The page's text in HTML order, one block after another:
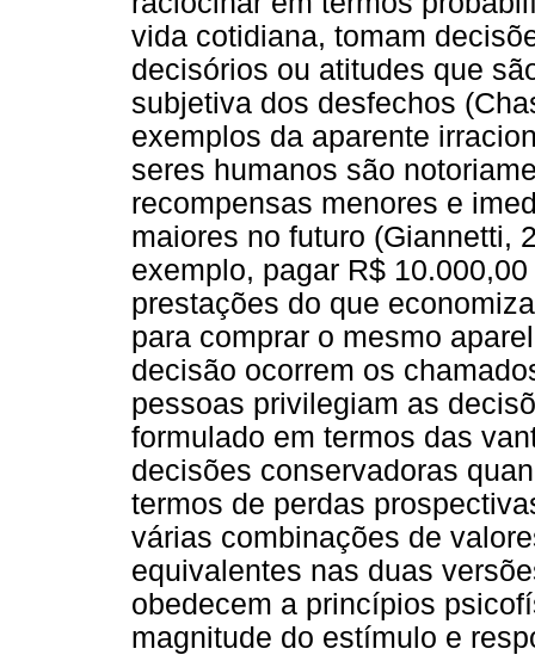
vida cotidiana, tomam
decisórios ou atitudes que
subjetiva dos desfechos
exemplos da aparente
seres humanos são
recompensas menores e
maiores no futuro (Giannetti,
exemplo, pagar R$
prestações do que
para comprar o mesmo
decisão ocorrem os
pessoas privilegiam as
formulado em termos das
decisões conservadoras
termos de perdas
várias combinações de
equivalentes nas duas
obedecem a princípios
magnitude do estímulo e